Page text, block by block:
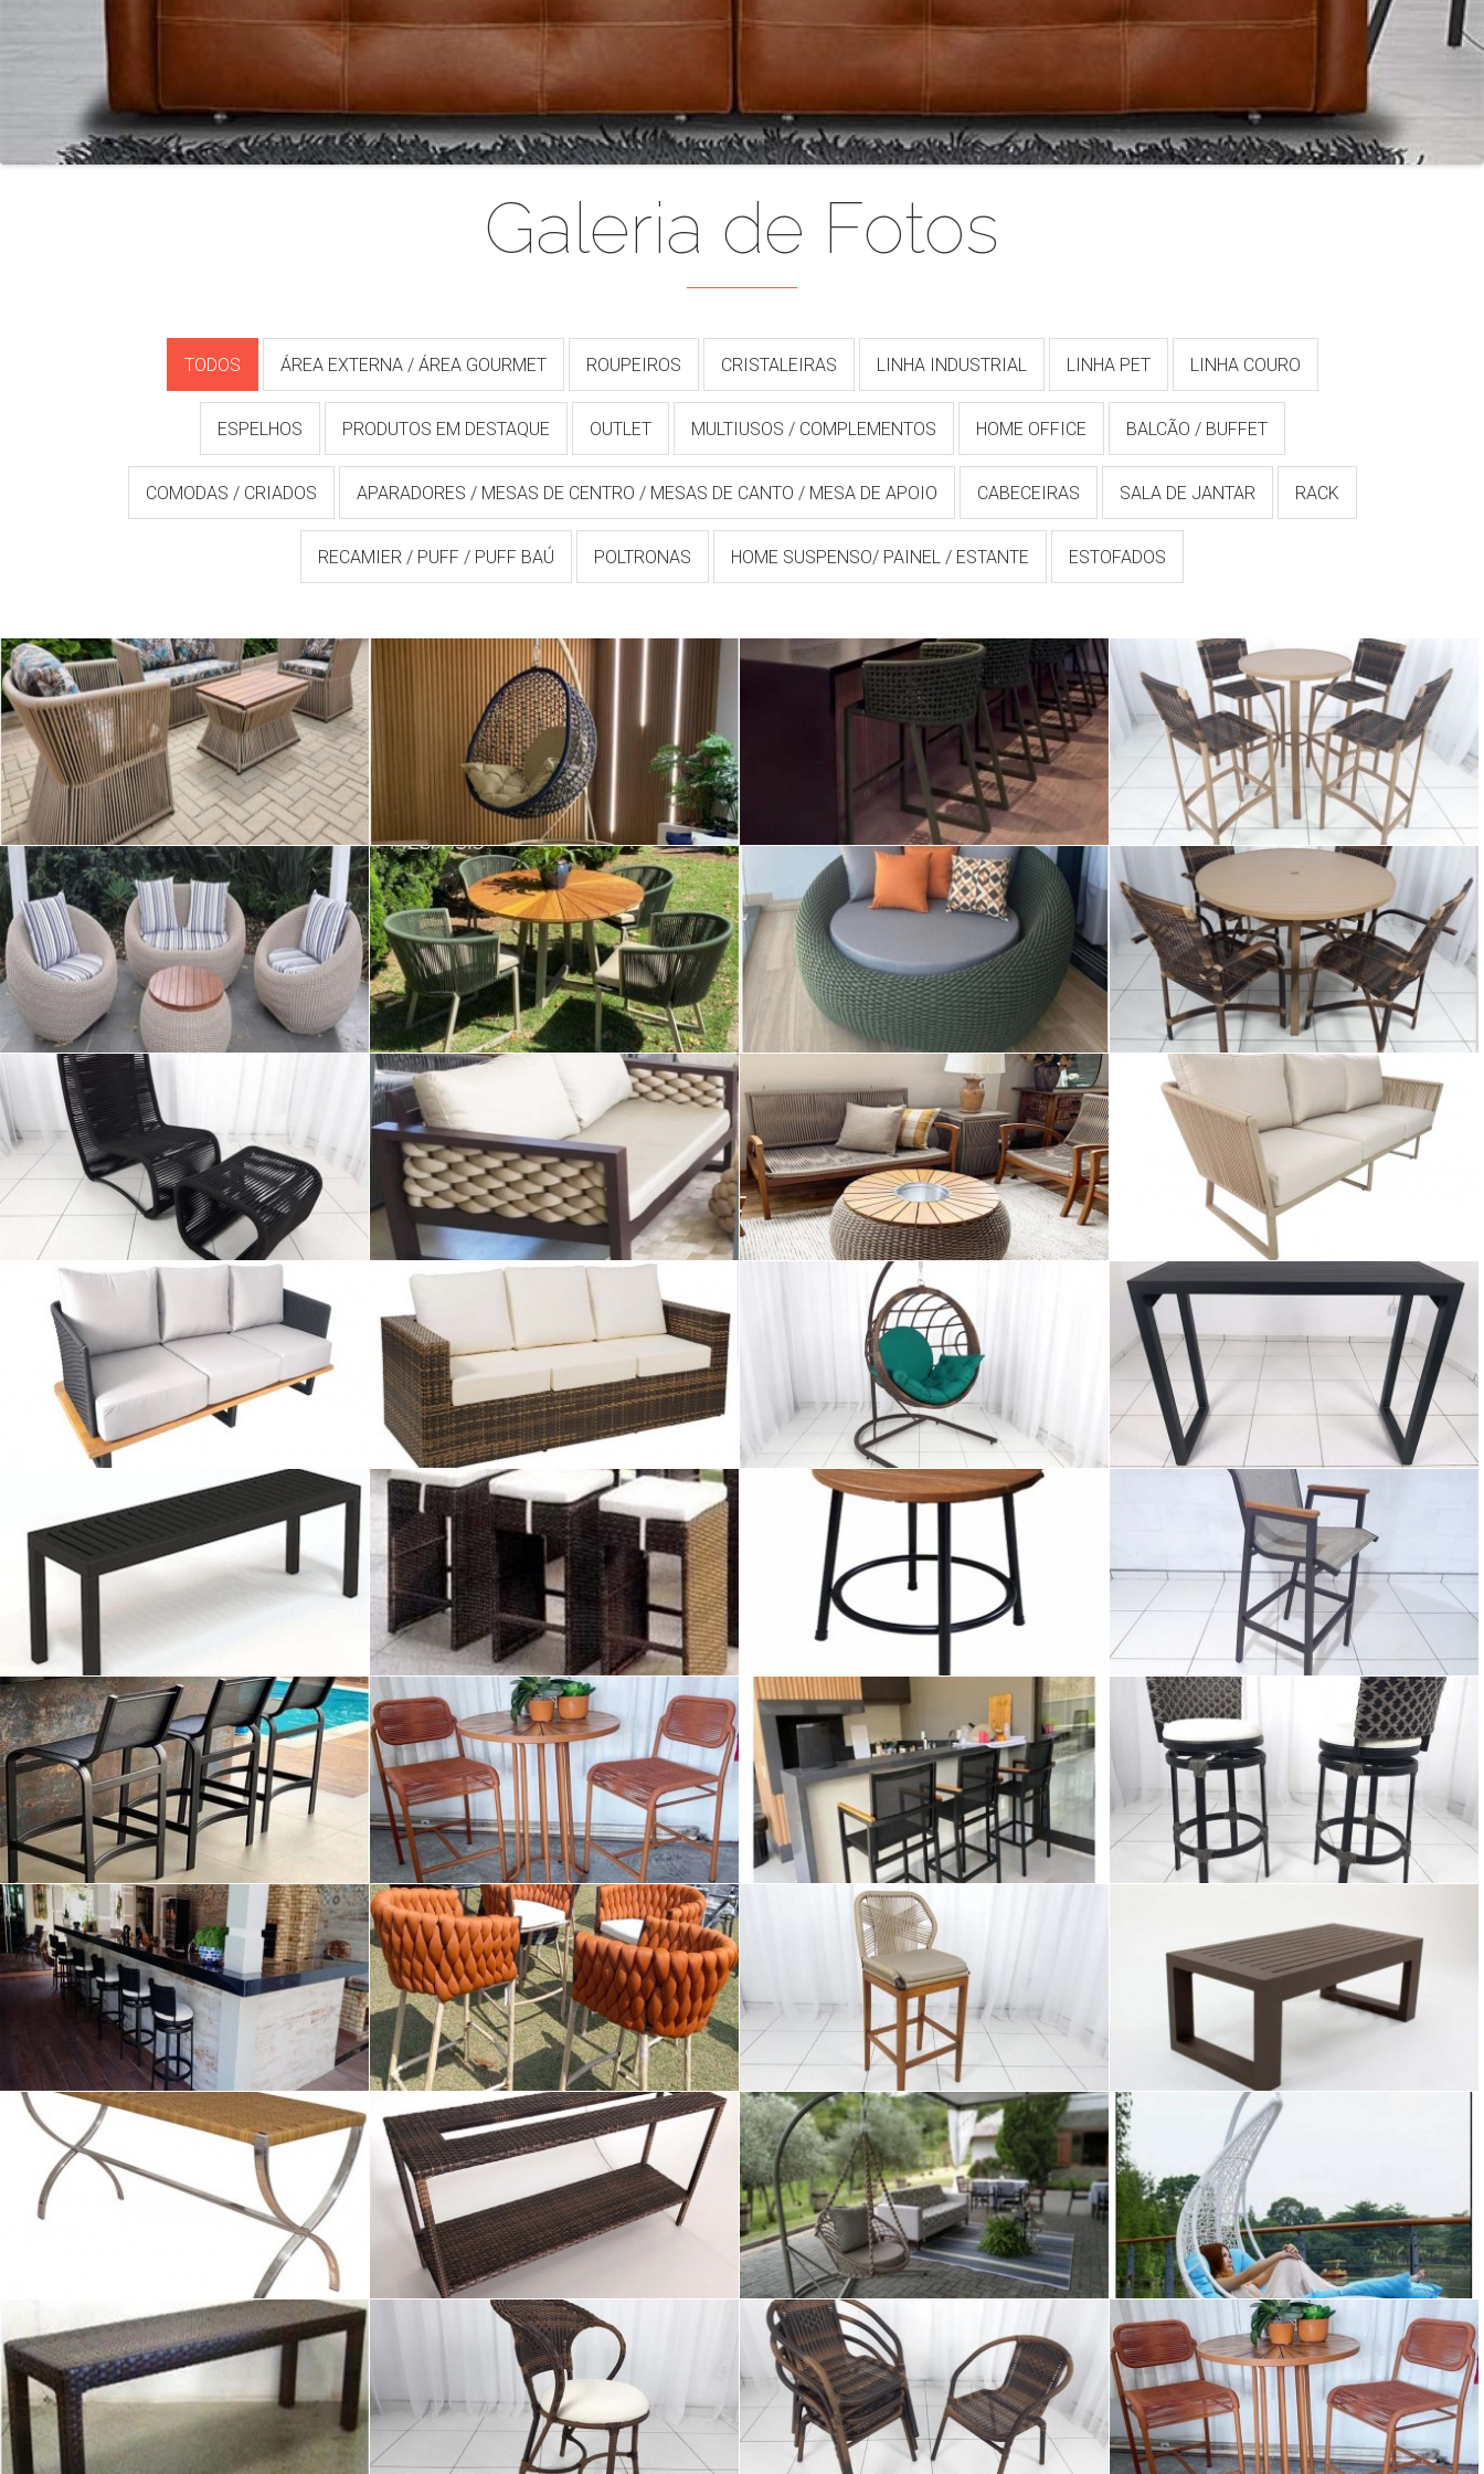
Galeria de Fotos
TODOS ÁREA EXTERNA / ÁREA GOURMET ROUPEIROS CRISTALEIRAS LINHA INDUSTRIAL LINHA PET LINHA COURO
ESPELHOS PRODUTOS EM DESTAQUE OUTLET MULTIUSOS / COMPLEMENTOS HOME OFFICE BALCÃO / BUFFET
COMODAS / CRIADOS APARADORES / MESAS DE CENTRO / MESAS DE CANTO / MESA DE APOIO CABECEIRAS SALA DE JANTAR RACK
RECAMIER / PUFF / PUFF BAÚ POLTRONAS HOME SUSPENSO/ PAINEL / ESTANTE ESTOFADOS